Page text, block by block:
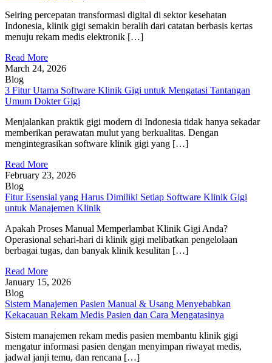
Seiring percepatan transformasi digital di sektor kesehatan
Indonesia, klinik gigi semakin beralih dari catatan berbasis kertas
menuju rekam medis elektronik […]
Read More
March 24, 2026
Blog
3 Fitur Utama Software Klinik Gigi untuk Mengatasi Tantangan
Umum Dokter Gigi
Menjalankan praktik gigi modern di Indonesia tidak hanya sekadar
memberikan perawatan mulut yang berkualitas. Dengan
mengintegrasikan software klinik gigi yang […]
Read More
February 23, 2026
Blog
Fitur Esensial yang Harus Dimiliki Setiap Software Klinik Gigi
untuk Manajemen Klinik
Apakah Proses Manual Memperlambat Klinik Gigi Anda?
Operasional sehari-hari di klinik gigi melibatkan pengelolaan
berbagai tugas, dan banyak klinik kesulitan […]
Read More
January 15, 2026
Blog
Sistem Manajemen Pasien Manual & Usang Menyebabkan
Kekacauan Rekam Medis Pasien dan Cara Mengatasinya
Sistem manajemen rekam medis pasien membantu klinik gigi
mengatur informasi pasien dengan menyimpan riwayat medis,
jadwal janji temu, dan rencana […]